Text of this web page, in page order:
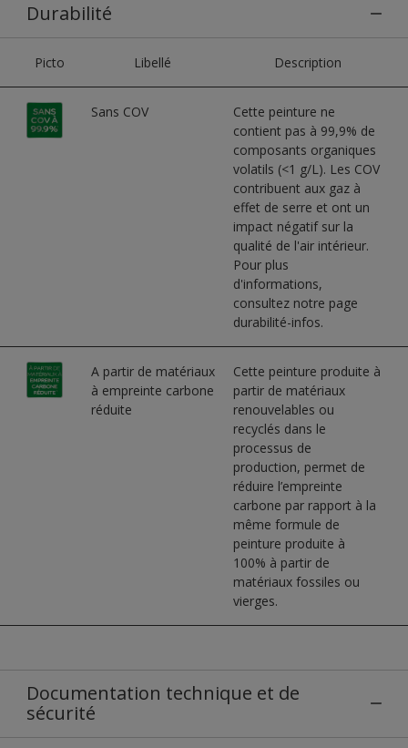
Durabilité
Picto Libellé Description
Sans COV
Cette peinture ne
contient pas à 99,9% de
composants organiques
volatils (<1 g/L). Les COV
contribuent aux gaz à
effet de serre et ont un
impact négatif sur la
qualité de l'air intérieur.
Pour plus
d'informations,
consultez notre page
durabilité-infos.
A partir de matériaux
à empreinte carbone
réduite
Cette peinture produite à
partir de matériaux
renouvelables ou
recyclés dans le
processus de
production, permet de
réduire l’empreinte
carbone par rapport à la
même formule de
peinture produite à
100% à partir de
matériaux fossiles ou
vierges.
Documentation technique et de
sécurité